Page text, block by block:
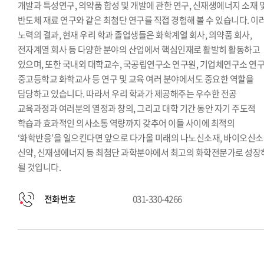
개발과 특성연구, 의약품 합성 및 개발에 관한 연구, 신재생에너지 소재
반도체 재료 연구와 같은 최첨단 연구를 직접 경험해 볼 수 있습니다. 이
노력의 결과, 현재 우리 학과 졸업생들은 화학계열 회사, 의약품 회사,
전자계열 회사 등 다양한 분야의 산업에서 핵심인재로 활발히 활동하고
있으며, 또한 국내외 대학교수, 국공립연구소 연구원, 기업체연구소 연
중고등학교 화학교사 등 연구 및 교육 여러 분야에서도 중요한 역할을
담당하고 있습니다. 따라서 우리 학과가 제공해주는 우수한 전공
교육과정과 여러분의 열정과 창의, 그리고 대학 기간 동안 자기 주도적
학습과 효과적인 의사소통 역량까지 갖추어 이들 사이에 최적의
‘화학반응’을 일으킨다면 앞으로 다가올 미래의 나노신소재, 바이오신
신약, 신재생에너지 등 최첨단 과학분야에서 최고의 화학전문가로 성장
될 것입니다.
전화번호 031-330-4266